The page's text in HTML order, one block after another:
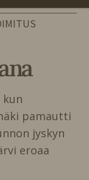
kun
pamautti
jyskyn
eroaa